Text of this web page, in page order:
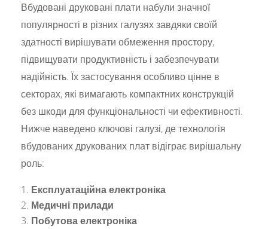
Вбудовані друковані плати набули значної
популярності в різних галузях завдяки своїй
здатності вирішувати обмеження простору,
підвищувати продуктивність і забезпечувати
надійність. Їх застосування особливо цінне в
секторах, які вимагають компактних конструкцій
без шкоди для функціональності чи ефективності.
Нижче наведено ключові галузі, де технологія
вбудованих друкованих плат відіграє вирішальну
роль:
Експлуатаційна електроніка
Медичні прилади
Побутова електроніка